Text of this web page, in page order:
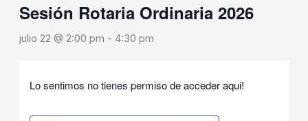
Sesión Rotaria Ordinaria 2026
julio 22 @ 2:00 pm -4:30 pm
Lo sentimos no tienes permiso de acceder aqui!